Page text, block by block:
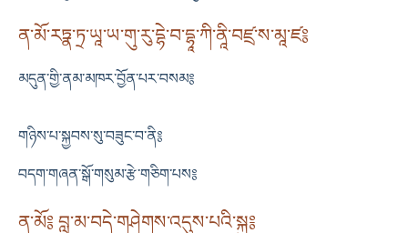
ན་མོ་རཏྣ་ཏྲ་ཡཱ་ཡ་གུ་རུ་དྷེ་བ་དྷཱ་ཀི་ནཱི་བཛྲ་ས་མཱ་ཛ༔
མདུན་གྱི་ནམ་མཁར་བྱོན་པར་བསམ༔
གཉིས་པ་སྐྱབས་སུ་བཟུང་བ་ནི༔
བདག་གཞན་སྒོ་གསུམ་རྩེ་གཅིག་པས༔
ན་མོ༔ བླ་མ་བདེ་གཤེགས་འདུས་པའི་སྐུ༔